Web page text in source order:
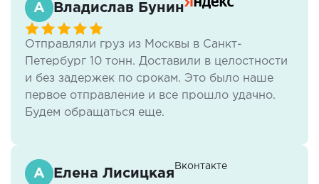
Владислав Бунин
Отправляли груз из Москвы в Санкт-
Петербург 10 тонн. Доставили в целостности
и без задержек по срокам. Это было наше
первое отправление и все прошло удачно.
Будем обращаться еще.
Елена Лисицкая
Вконтакте